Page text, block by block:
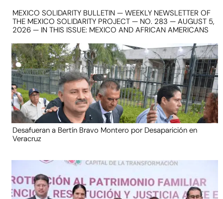
MEXICO SOLIDARITY BULLETIN — WEEKLY NEWSLETTER OF
THE MEXICO SOLIDARITY PROJECT — NO. 283 — AUGUST 5,
2026 — IN THIS ISSUE: MEXICO AND AFRICAN AMERICANS
Desafueran a Bertín Bravo Montero por Desaparición en
Veracruz